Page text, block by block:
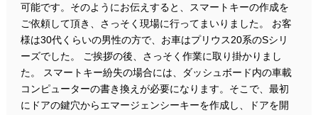
可能です。そのようにお伝えすると、スマートキーの作成を
ご依頼して頂き、さっそく現場に行ってまいりました。 お客
様は30代くらいの男性の方で、お車はプリウス20系のSシリ
ーズでした。 ご挨拶の後、さっそく作業に取り掛かりまし
た。 スマートキー紛失の場合には、ダッシュボード内の車載
コンピューターの書き換えが必要になります。そこで、最初
にドアの鍵穴からエマージェンシーキーを作成し、ドアを開